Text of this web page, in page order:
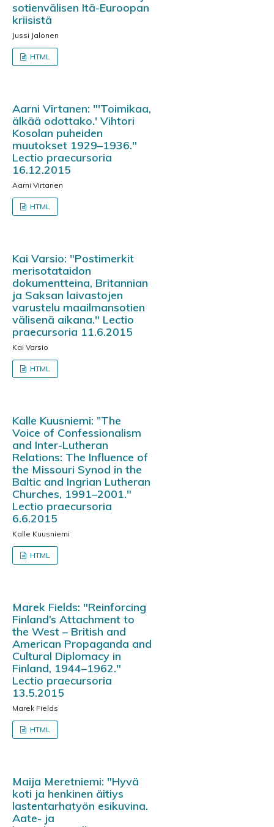
sotienvälisen Itä-Euroopan
kriisistä
Jussi Jalonen
HTML
Aarni Virtanen: "'Toimikaa,
älkää odottako.' Vihtori
Kosolan puheiden
muutokset 1929–1936."
Lectio praecursoria
16.12.2015
Aarni Virtanen
HTML
Kai Varsio: "Postimerkit
merisotataidon
dokumentteina, Britannian
ja Saksan laivastojen
varustelu maailmansotien
välisenä aikana." Lectio
praecursoria 11.6.2015
Kai Varsio
HTML
Kalle Kuusniemi: ”The
Voice of Confessionalism
and Inter-Lutheran
Relations: The Influence of
the Missouri Synod in the
Baltic and Ingrian Lutheran
Churches, 1991–2001."
Lectio praecursoria
6.6.2015
Kalle Kuusniemi
HTML
Marek Fields: "Reinforcing
Finland’s Attachment to
the West – British and
American Propaganda and
Cultural Diplomacy in
Finland, 1944–1962."
Lectio praecursoria
13.5.2015
Marek Fields
HTML
Maija Meretniemi: "Hyvä
koti ja henkinen äitiys
lastentarhatyön esikuvina.
Aate- ja